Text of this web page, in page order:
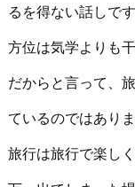
るを得ない話しです
方位は気学よりも
だからと言って、
ているのではありま
旅行は旅行で楽し